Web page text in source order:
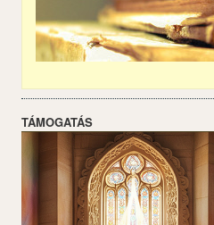
TÁMOGATÁS